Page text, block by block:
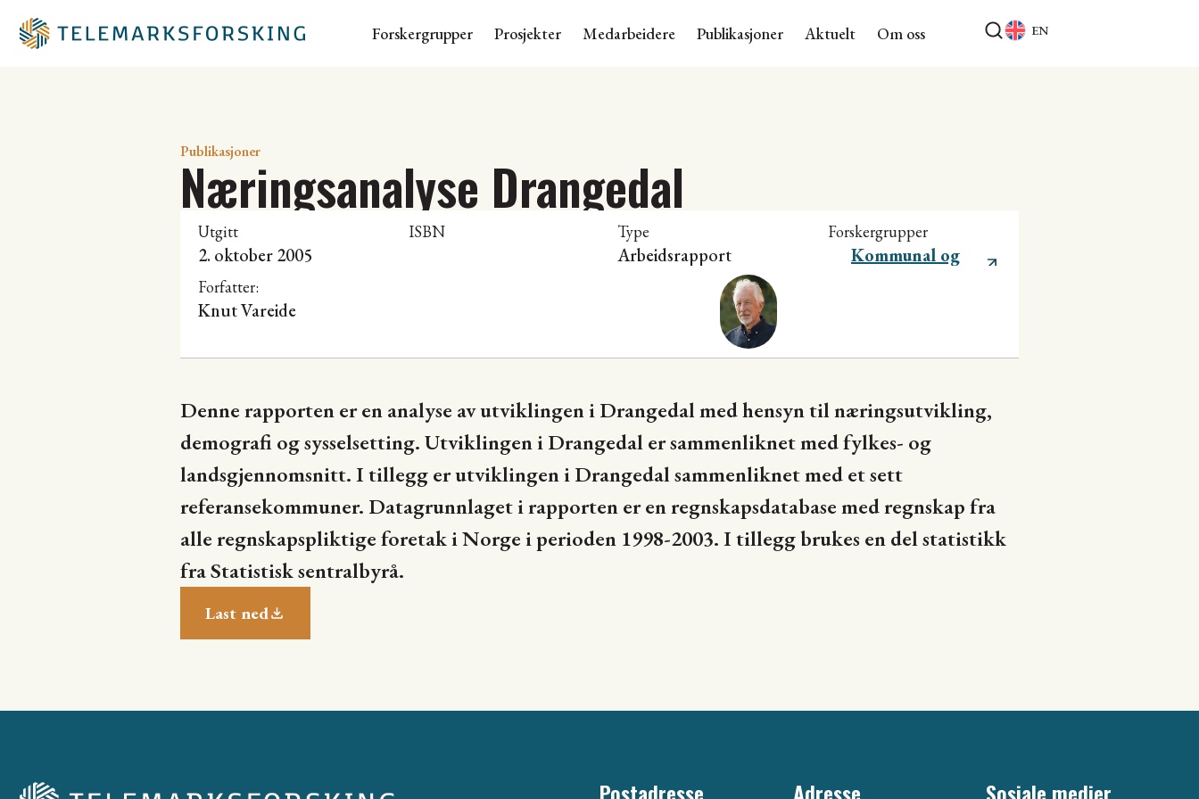
Forskergrupper Prosjekter Medarbeidere Publikasjoner Aktuelt Om oss EN
Publikasjoner
Næringsanalyse Drangedal
Utgitt
2. oktober 2005
ISBN Type
Arbeidsrapport
Forskergrupper
Kommunal og
regional utvikling
Forfatter:
Knut Vareide
Denne rapporten er en analyse av utviklingen i Drangedal med hensyn til næringsutvikling,
demografi og sysselsetting. Utviklingen i Drangedal er sammenliknet med fylkes- og
landsgjennomsnitt. I tillegg er utviklingen i Drangedal sammenliknet med et sett
referansekommuner. Datagrunnlaget i rapporten er en regnskapsdatabase med regnskap fra
alle regnskapspliktige foretak i Norge i perioden 1998-2003. I tillegg brukes en del statistikk
fra Statistisk sentralbyrå.
Last ned
Postadresse Adresse Sosiale medier